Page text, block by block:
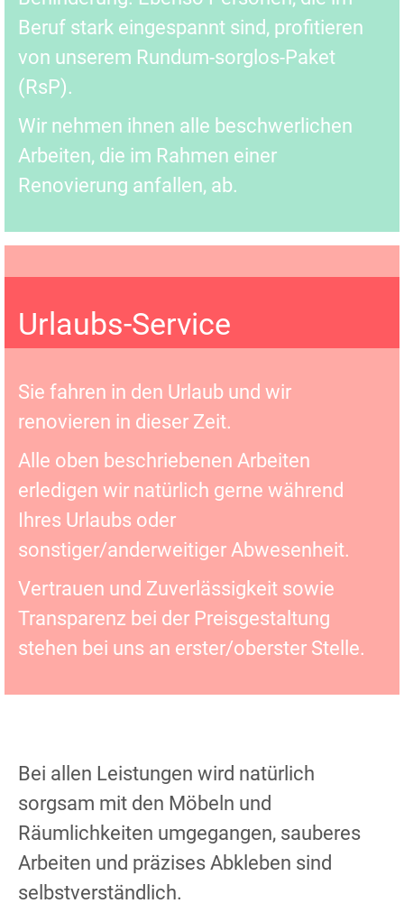
Beruf stark eingespannt sind, profitieren
von unserem Rundum-sorglos-Paket
(RsP).
Wir nehmen ihnen alle beschwerlichen
Arbeiten, die im Rahmen einer
Renovierung anfallen, ab.
Urlaubs-Service
Sie fahren in den Urlaub und wir
renovieren in dieser Zeit.
Alle oben beschriebenen Arbeiten
erledigen wir natürlich gerne während
Ihres Urlaubs oder
sonstiger/anderweitiger Abwesenheit.
Vertrauen und Zuverlässigkeit sowie
Transparenz bei der Preisgestaltung
stehen bei uns an erster/oberster Stelle.
Bei allen Leistungen wird natürlich
sorgsam mit den Möbeln und
Räumlichkeiten umgegangen, sauberes
Arbeiten und präzises Abkleben sind
selbstverständlich.